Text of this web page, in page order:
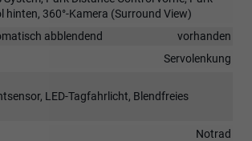
hinten, 360°-Kamera (Surround View)
abblendend
vorhanden
Servolenkung
LED-Tagfahrlicht, Blendfreies
Notrad